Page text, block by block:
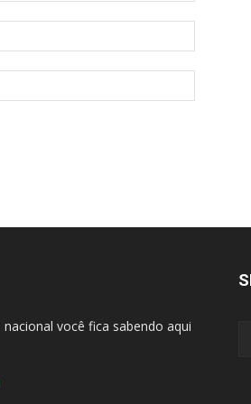
você fica sabendo aqui